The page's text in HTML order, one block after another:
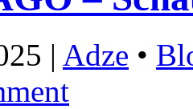
| Adze •